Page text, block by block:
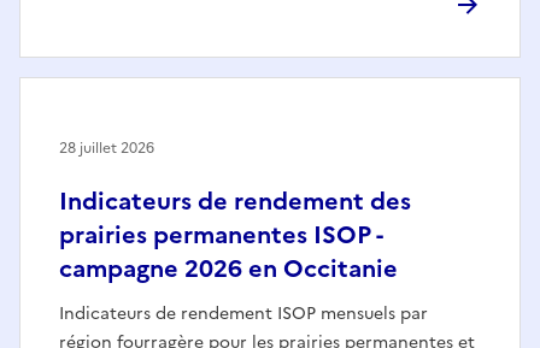
Indicateurs de rendement des
prairies permanentes ISOP -
campagne 2026 en Occitanie
Indicateurs de rendement ISOP mensuels par
région fourragère pour les prairies permanentes et
28 juillet 2026